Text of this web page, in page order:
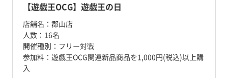
【遊戯王OCG】遊戯王の日
店舗名： 郡山店
人数： 16名
開催種別： フリー対戦
参加料： 遊戯王OCG関連新品商品を1,000円(税込)以上購
入